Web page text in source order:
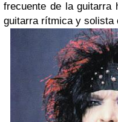
frecuente de la guitarra
guitarra rítmica y solista